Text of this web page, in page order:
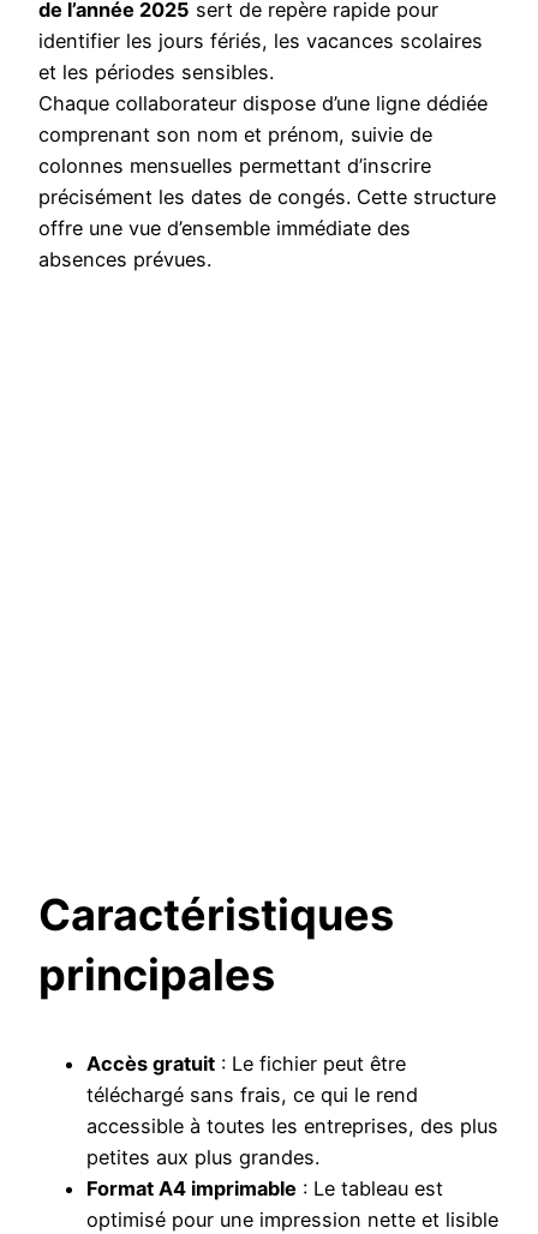
de l’année 2025 sert de repère rapide pour
identifier les jours fériés, les vacances scolaires
et les périodes sensibles.
Chaque collaborateur dispose d’une ligne dédiée
comprenant son nom et prénom, suivie de
colonnes mensuelles permettant d’inscrire
précisément les dates de congés. Cette structure
offre une vue d’ensemble immédiate des
absences prévues.
Caractéristiques
principales
Accès gratuit : Le fichier peut être
téléchargé sans frais, ce qui le rend
accessible à toutes les entreprises, des plus
petites aux plus grandes.
Format A4 imprimable : Le tableau est
optimisé pour une impression nette et lisible